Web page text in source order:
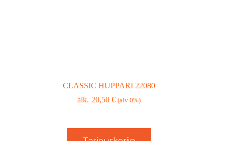
CLASSIC HUPPARI 22080
20,50€ (alv 0%)